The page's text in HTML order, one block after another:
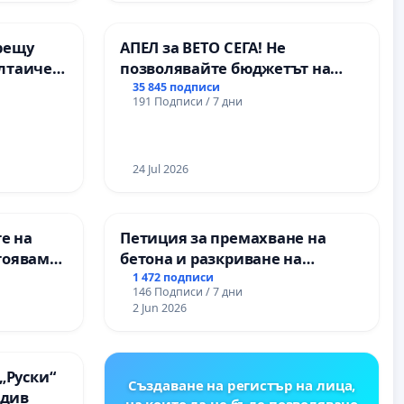
АПЕЛ за ВЕТО СЕГА! Не
позволявайте бюджетът на
Радев да открадне парите и
правата ни в тъмното
35 845 подписи
191 Подписи / 7 дни
24 Jul 2026
на
Петиция за премахване на
бетона и разкриване на
античното сърце на
Могиланската могила във
Враца
1 472 подписи
146 Подписи / 7 дни
2 Jun 2026
Създаване на регистър на лица,